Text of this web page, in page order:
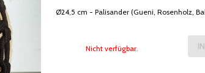
Ø24,5 cm - Palisander (Gueni, Rosenholz,
Nicht verfügbar.